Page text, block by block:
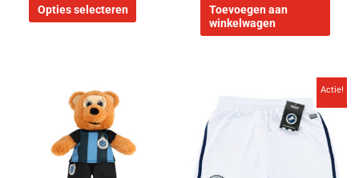
Opties selecteren
Toevoegen aan
winkelwagen
Actie!
was:
€14,99.
product
heeft
meerdere
variaties.